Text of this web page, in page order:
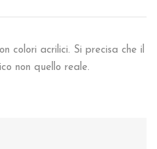
colori acrilici. Si precisa che il
non quello reale.